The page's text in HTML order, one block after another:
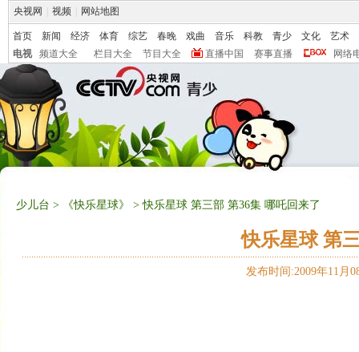
央视网 视频 网站地图
首页 新闻 经济 体育 综艺 春晚 戏曲 音乐 科教 青少 文化
艺术
电视
频道大全 栏目大全 节目大全 直播中国 赛事直播 网络
少儿台 > 《快乐星球》 > 快乐星球 第三部 第36集 哪吒回来了
快乐星球 第
发布时间:2009年11月